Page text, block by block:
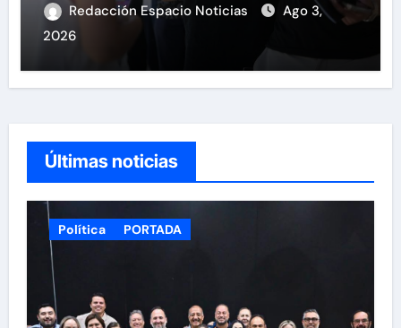
Redacción Espacio Noticias
Ago 3,
2026
Últimas noticias
Política PORTADA